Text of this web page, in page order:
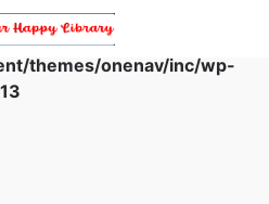
in
themes/onenav/inc/wp-